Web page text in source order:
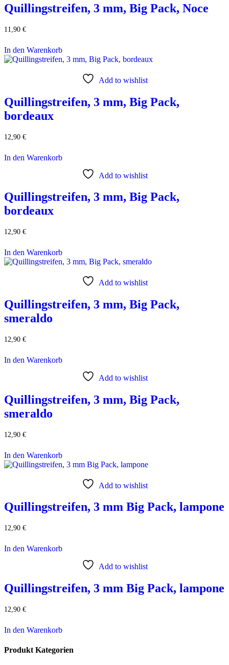
Quillingstreifen, 3 mm, Big Pack, Noce
11,90 €
In den Warenkorb
Add to wishlist
Quillingstreifen, 3 mm, Big Pack,
bordeaux
12,90 €
In den Warenkorb
Add to wishlist
Quillingstreifen, 3 mm, Big Pack,
bordeaux
12,90 €
In den Warenkorb
Add to wishlist
Quillingstreifen, 3 mm, Big Pack,
smeraldo
12,90 €
In den Warenkorb
Add to wishlist
Quillingstreifen, 3 mm, Big Pack,
smeraldo
12,90 €
In den Warenkorb
Add to wishlist
Quillingstreifen, 3 mm Big Pack, lampone
12,90 €
In den Warenkorb
Add to wishlist
Quillingstreifen, 3 mm Big Pack, lampone
12,90 €
In den Warenkorb
Produkt Kategorien